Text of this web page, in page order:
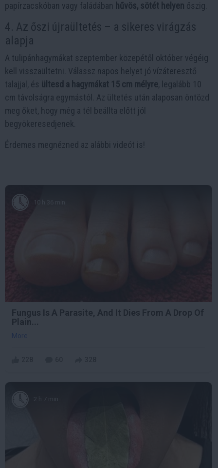
papírzacskóban vagy faládában hűvös, sötét helyen őszig.
4. Az őszi újraültetés – a sikeres virágzás
alapja
A tulipánhagymákat szeptember közepétől október végéig
kell visszaültetni. Válassz napos helyet jó vízáteresztő
talajjal, és ültesd a hagymákat 15 cm mélyre, legalább 10
cm távolságra egymástól. Az ültetés után alaposan öntözd
meg őket, hogy még a tél beállta előtt jól
begyökeresedjenek.
Érdemes megnézned az alábbi videót is!
10 h 36 min
Fungus Is A Parasite, And It Dies From A Drop Of
Plain...
More
2 h 7 min